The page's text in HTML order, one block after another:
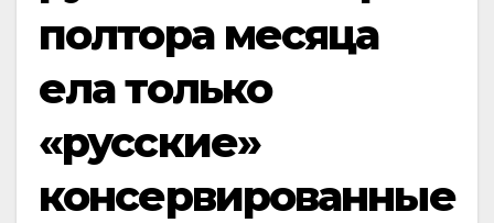
полтора месяца
ела только
«русские»
консервированные